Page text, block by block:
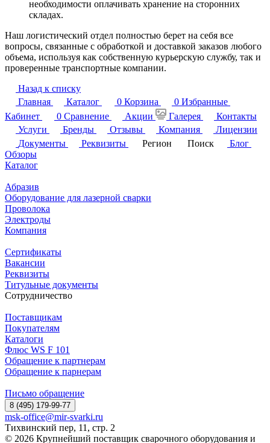
необходимости оплачивать хранение на сторонних
складах.
Наш логистический отдел полностью берет на себя все
вопросы, связанные с обработкой и доставкой заказов любого
объема, используя как собственную курьерскую службу, так и
проверенные транспортные компании.
Назад к списку
Главная
Каталог 0 Корзина 0 Избранные
Кабинет
0 Сравнение Акции Галерея
Контакты
Услуги
Бренды Отзывы Компания
Лицензии
Документы
Реквизиты Регион Поиск
Блог
Обзоры
Каталог
Абразив
Оборудование для лазерной сварки
Проволока
Электроды
Компания
Сертификаты
Вакансии
Реквизиты
Титульные документы
Сотрудничество
Поставщикам
Покупателям
Каталоги
Флюс WS F 101
Обращение к партнерам
Обращение к парнерам
Письмо обращение
8 (495) 179-99-77
msk-office@mir-svarki.ru
Тихвинский пер, 11, стр. 2
© 2026 Крупнейший поставщик сварочного оборудования и